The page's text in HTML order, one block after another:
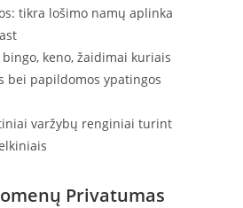
tikra lošimo namų aplinka
keno, žaidimai kuriais
bei papildomos ypatingos
varžybų renginiai turint
Privatumas